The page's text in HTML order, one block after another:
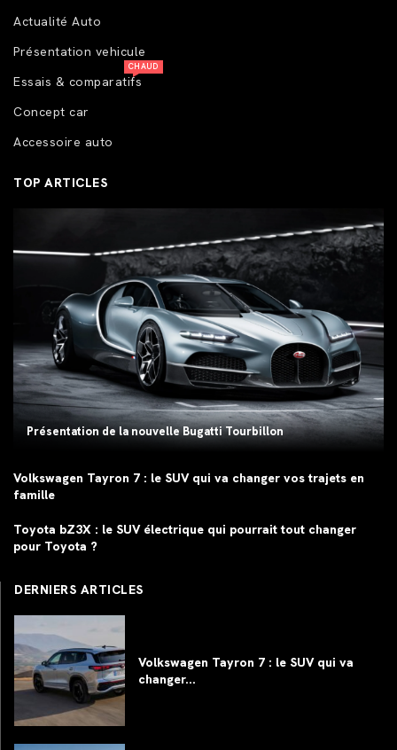
Actualité Auto
Présentation vehicule
Essais & comparatifs
CHAUD
Concept car
Accessoire auto
TOP ARTICLES
Présentation de la nouvelle Bugatti Tourbillon
Volkswagen Tayron 7 : le SUV qui va changer vos trajets en
famille
Toyota bZ3X : le SUV électrique qui pourrait tout changer
pour Toyota ?
DERNIERS ARTICLES
Volkswagen Tayron 7 : le SUV qui va
changer...